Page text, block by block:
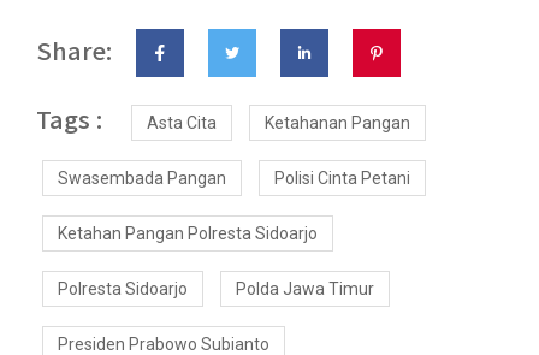
Share:
Tags :
Asta Cita Ketahanan Pangan
Swasembada Pangan Polisi Cinta Petani
Ketahan Pangan Polresta Sidoarjo
Polresta Sidoarjo Polda Jawa Timur
Presiden Prabowo Subianto